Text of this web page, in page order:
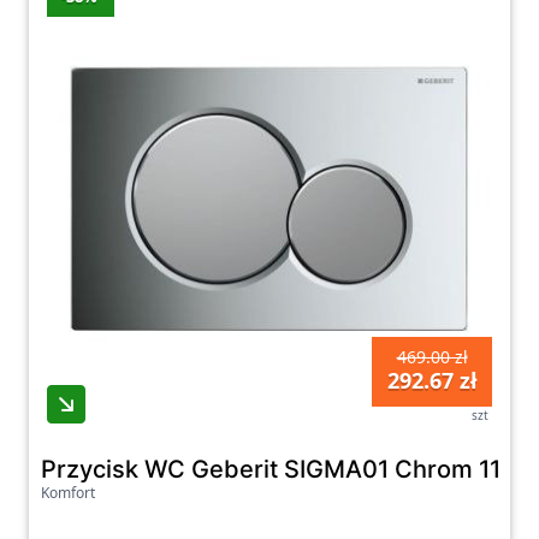
Zachęcamy do zapoznania się z naszą ofertą
na naszej stronie. Dzięki nim możesz zadbać
o odpowiednie wyposażenie swojej łazienki,
które zapewni Ci komfort oraz
funkcjonalność na co dzień. Oferujemy tylko
sprawdzone produkty od renomowanych
producentów, które spełnią oczekiwania
nawet najbardziej wymagających klientów.
469.00 zł
292.67 zł
szt
Przycisk WC Geberit SIGMA01 Chrom
Komfort